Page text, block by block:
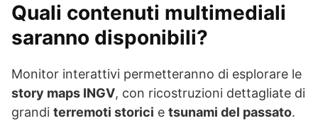
Quali contenuti multimediali
saranno disponibili?
Monitor interattivi permetteranno di esplorare le
story maps INGV, con ricostruzioni dettagliate di
grandi terremoti storici e tsunami del passato.